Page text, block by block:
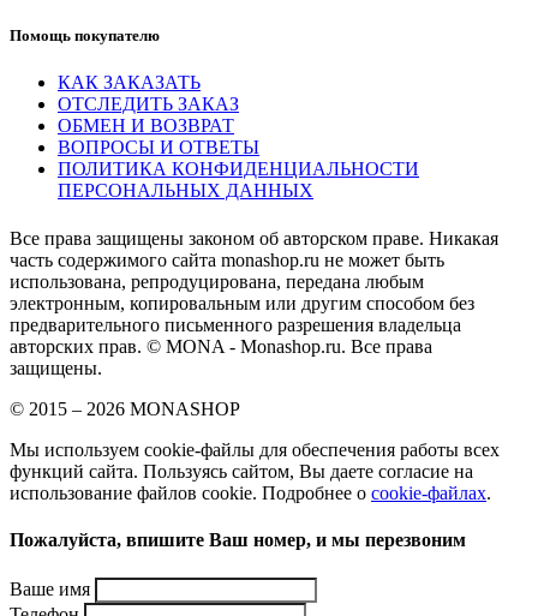
Помощь покупателю
КАК ЗАКАЗАТЬ
ОТСЛЕДИТЬ ЗАКАЗ
ОБМЕН И ВОЗВРАТ
ВОПРОСЫ И ОТВЕТЫ
ПОЛИТИКА КОНФИДЕНЦИАЛЬНОСТИ
ПЕРСОНАЛЬНЫХ ДАННЫХ
Все права защищены законом об авторском праве. Никакая
часть содержимого сайта monashop.ru не может быть
использована, репродуцирована, передана любым
электронным, копировальным или другим способом без
предварительного письменного разрешения владельца
авторских прав. © MONA - Monashop.ru. Все права
защищены.
© 2015 – 2026 MONASHOP
Мы используем cookie-файлы для обеспечения работы всех
функций сайта. Пользуясь сайтом, Вы даете согласие на
использование файлов cookie. Подробнее о cookie-файлах.
Пожалуйста, впишите Ваш номер, и мы перезвоним
Ваше имя